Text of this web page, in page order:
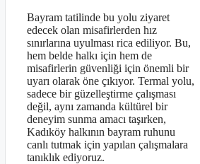
Bayram tatilinde bu yolu ziyaret
edecek olan misafirlerden hız
sınırlarına uyulması rica ediliyor. Bu,
hem belde halkı için hem de
misafirlerin güvenliği için önemli bir
uyarı olarak öne çıkıyor. Termal yolu,
sadece bir güzelleştirme çalışması
değil, aynı zamanda kültürel bir
deneyim sunma amacı taşırken,
Kadıköy halkının bayram ruhunu
canlı tutmak için yapılan çalışmalara
tanıklık ediyoruz.